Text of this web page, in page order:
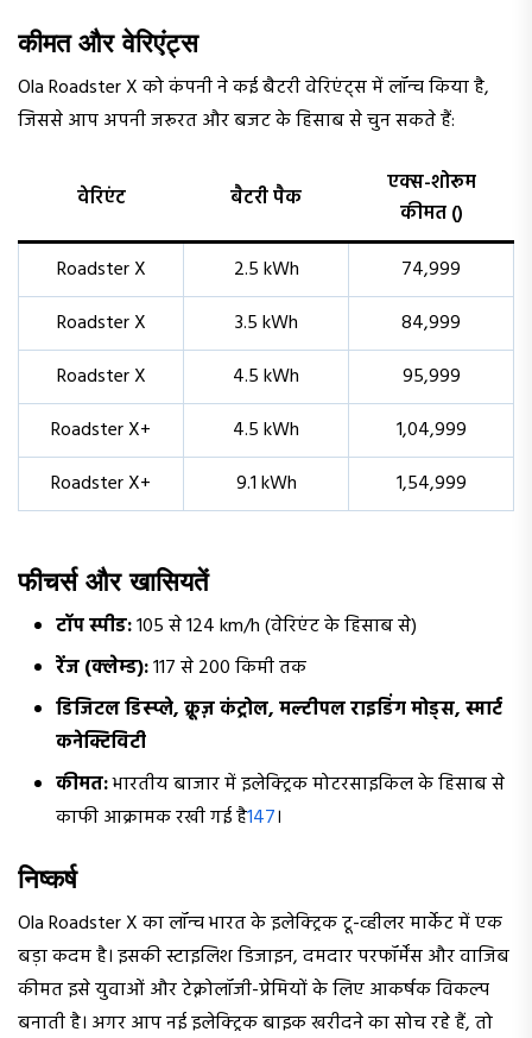
कीमत और वेरिएंट्स
Ola Roadster X को कंपनी ने कई बैटरी वेरिएंट्स में लॉन्च किया है,
जिससे आप अपनी जरूरत और बजट के हिसाब से चुन सकते हैं:
वेरिएंट बैटरी पैक
एक्स-शोरूम
कीमत (₹)
Roadster X
2.5 kWh
74,999
Roadster X
3.5 kWh
84,999
Roadster X
4.5 kWh
95,999
Roadster X+
4.5 kWh
1,04,999
Roadster X+
9.1 kWh 1,54,999
फीचर्स और खासियतें
टॉप स्पीड:105 से 124 km/h (वेरिएंट के हिसाब से)
रेंज (क्लेम्ड):117 से 200 किमी तक
डिजिटल डिस्प्ले, क्रूज़ कंट्रोल, मल्टीपल राइडिंग मोड्स, स्मार्ट
कनेक्टिविटी
कीमत:भारतीय बाजार में इलेक्ट्रिक मोटरसाइकिल के हिसाब से
काफी आक्रामक रखी गई है147।
निष्कर्ष
Ola Roadster X का लॉन्च भारत के इलेक्ट्रिक टू-व्हीलर मार्केट में एक
बड़ा कदम है। इसकी स्टाइलिश डिजाइन, दमदार परफॉर्मेंस और वाजिब
कीमत इसे युवाओं और टेक्नोलॉजी-प्रेमियों के लिए आकर्षक विकल्प
बनाती है। अगर आप नई इलेक्ट्रिक बाइक खरीदने का सोच रहे हैं, तो